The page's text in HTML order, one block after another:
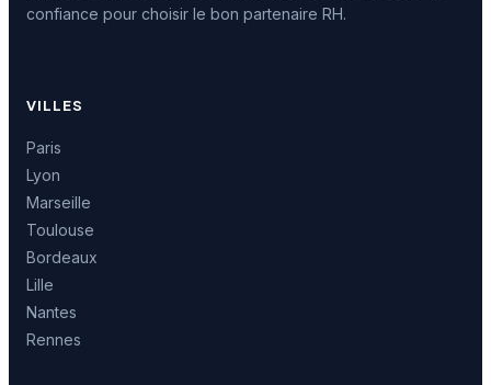
confiance pour choisir le bon partenaire RH.
VILLES
Paris
Lyon
Marseille
Toulouse
Bordeaux
Lille
Nantes
Rennes